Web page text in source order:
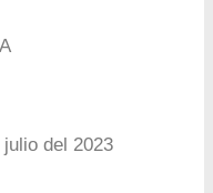
julio del 2023